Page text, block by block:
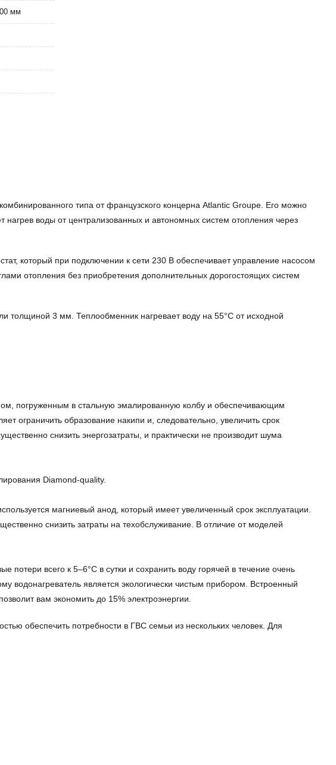
мм
типа от французского концерна Atlantic Groupe. Его можно
воды от централизованных и автономных систем отопления через
который при подключении к сети 230 В обеспечивает управление насосом
отопления без приобретения дополнительных дорогостоящих систем
3 мм. Теплообменник нагревает воду на 55°C от исходной
погруженным в стальную эмалированную колбу и обеспечивающим
ограничить образование накипи и, следовательно, увеличить срок
снизить энергозатраты, и практически не производит шума
Diamond-quality.
магниевый анод, который имеет увеличенный срок эксплуатации.
снизить затраты на техобслуживание. В отличие от моделей
всего к 5–6°C в сутки и сохранить воду горячей в течение очень
водонагреватель является экологически чистым прибором. Встроенный
вам экономить до 15% электроэнергии.
обеспечить потребности в ГВС семьи из нескольких человек. Для